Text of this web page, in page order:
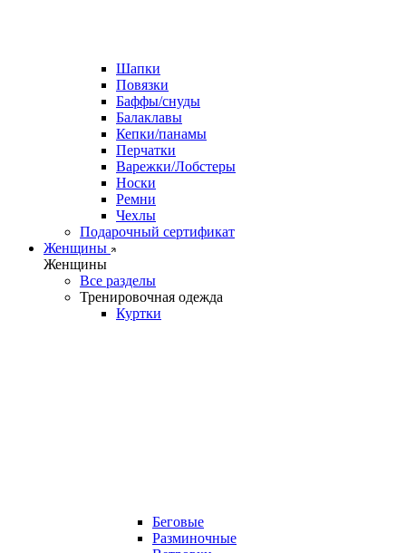
Шапки
Повязки
Баффы/снуды
Балаклавы
Кепки/панамы
Перчатки
Варежки/Лобстеры
Носки
Ремни
Чехлы
Подарочный сертификат
Женщины
Женщины
Все разделы
Тренировочная одежда
Куртки
Беговые
Разминочные